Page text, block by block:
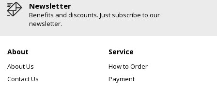
Newsletter
Benefits and discounts. Just subscribe to our
newsletter.
About
About Us
Contact Us
Service
How to Order
Payment